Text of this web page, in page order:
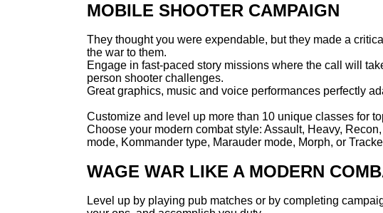
MOBILE SHOOTER CAMPAIGN
They thought you were expendable, but they made a
the war to them.
Engage in fast-paced story missions where the call will
person shooter challenges.
Great graphics, music and voice performances perfectly
Customize and level up more than 10 unique classes for
Choose your modern combat style: Assault, Heavy,
mode, Kommander type, Marauder mode, Morph, or
WAGE WAR LIKE A MODERN
Level up by playing pub matches or by completing